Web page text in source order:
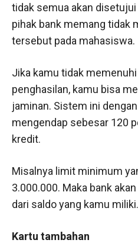
tidak semua akan
pihak bank memang tidak
tersebut pada mahasiswa.
Jika kamu tidak
penghasilan, kamu bisa
jaminan. Sistem ini
mengendap sebesar 120
kredit.
Misalnya limit minimum
3.000.000. Maka bank
dari saldo yang kamu miliki.
Kartu tambahan